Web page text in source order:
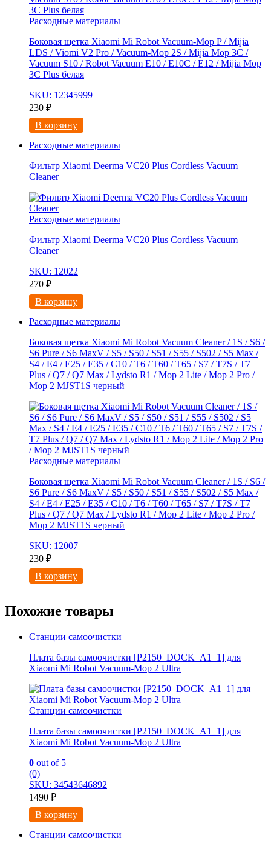
Расходные материалы
Боковая щетка Xiaomi Mi Robot Vacuum-Mop P / Mijia
LDS / Viomi V2 Pro / Vacuum-Mop 2S / Mijia Mop 3C /
Vacuum S10 / Robot Vacuum E10 / E10C / E12 / Mijia Mop
3С Рlus белая
SKU: 12345999
230 ₽
В корзину
Расходные материалы
Фильтр Xiaomi Deerma VC20 Plus Cordless Vacuum
Cleaner
Расходные материалы
Фильтр Xiaomi Deerma VC20 Plus Cordless Vacuum
Cleaner
SKU: 12022
270 ₽
В корзину
Расходные материалы
Боковая щетка Xiaomi Mi Robot Vacuum Cleaner / 1S / S6 /
S6 Pure / S6 MaxV / S5 / S50 / S51 / S55 / S502 / S5 Max /
S4 / E4 / E25 / E35 / C10 / T6 / T60 / T65 / S7 / T7S / T7
Plus / Q7 / Q7 Max / Lydsto R1 / Mop 2 Lite / Mop 2 Pro /
Mop 2 MJST1S черный
Расходные материалы
Боковая щетка Xiaomi Mi Robot Vacuum Cleaner / 1S / S6 /
S6 Pure / S6 MaxV / S5 / S50 / S51 / S55 / S502 / S5 Max /
S4 / E4 / E25 / E35 / C10 / T6 / T60 / T65 / S7 / T7S / T7
Plus / Q7 / Q7 Max / Lydsto R1 / Mop 2 Lite / Mop 2 Pro /
Mop 2 MJST1S черный
SKU: 12007
230 ₽
В корзину
Похожие товары
Станции самоочистки
Плата базы самоочистки [P2150_DOCK_A1_1] для
Xiaomi Mi Robot Vacuum-Mop 2 Ultra
Станции самоочистки
Плата базы самоочистки [P2150_DOCK_A1_1] для
Xiaomi Mi Robot Vacuum-Mop 2 Ultra
0 out of 5
(0)
SKU: 34543646892
1490 ₽
В корзину
Станции самоочистки